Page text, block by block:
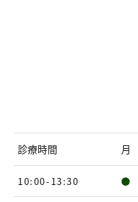
診療時間 月
10:00-13:30 ●